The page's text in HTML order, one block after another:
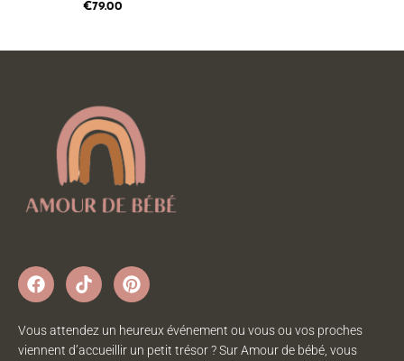
€79.00
Vous attendez un heureux événement ou vous ou vos proches
viennent d’accueillir un petit trésor ? Sur Amour de bébé, vous